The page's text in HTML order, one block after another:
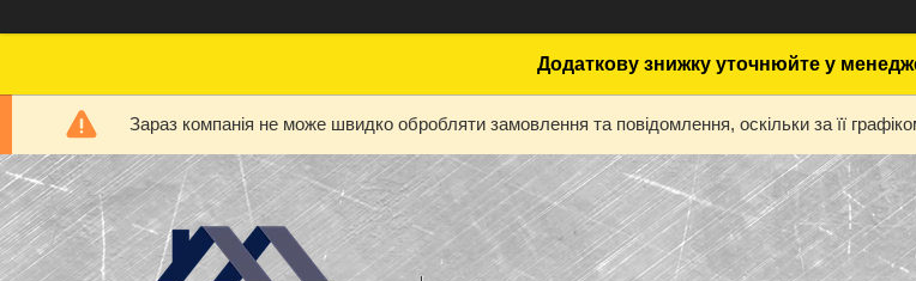
Додаткову знижку уточнюйте у
Зараз компанія не може швидко обробляти замовлення та повідомлення, оскільки за її